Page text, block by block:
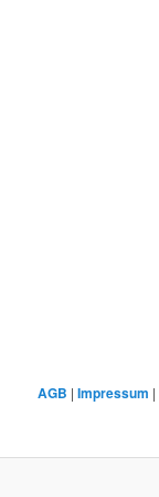
AGB |Impressum |